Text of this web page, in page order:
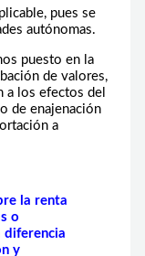
pues se
autónomas.
puesto en la
de valores,
a los efectos del
de enajenación
a
la renta
o
diferencia
y